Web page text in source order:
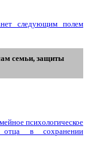
следующим полем
семьи, защиты
психологическое
отца в сохранении